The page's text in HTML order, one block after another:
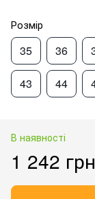
Розмір
35 36
43 44
В наявності
1 242 грн